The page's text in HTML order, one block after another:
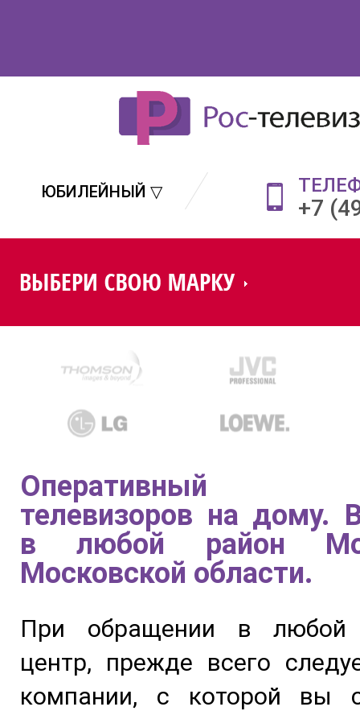
ЮБИЛЕЙНЫЙ ▽
+7
Оперативный
телевизоров на дому.
в любой район
Московской области.
При обращении в любой
центр, прежде всего
компании, с которой вы